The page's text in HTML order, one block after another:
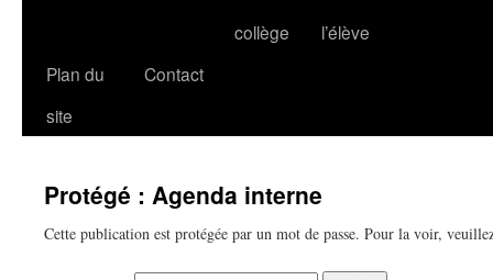
collège
l’élève
Plan du
site
Contact
Protégé : Agenda interne
Cette publication est protégée par un mot de passe. Pour la voir,